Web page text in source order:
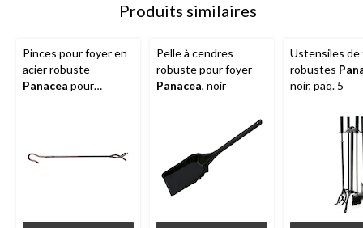
Produits similaires
Pinces pour foyer en
acier robuste
Panacea pour
Pelle à cendres
robuste pour foyer
Panacea, noir
Ustensiles de
robustes
noir, paq. 5